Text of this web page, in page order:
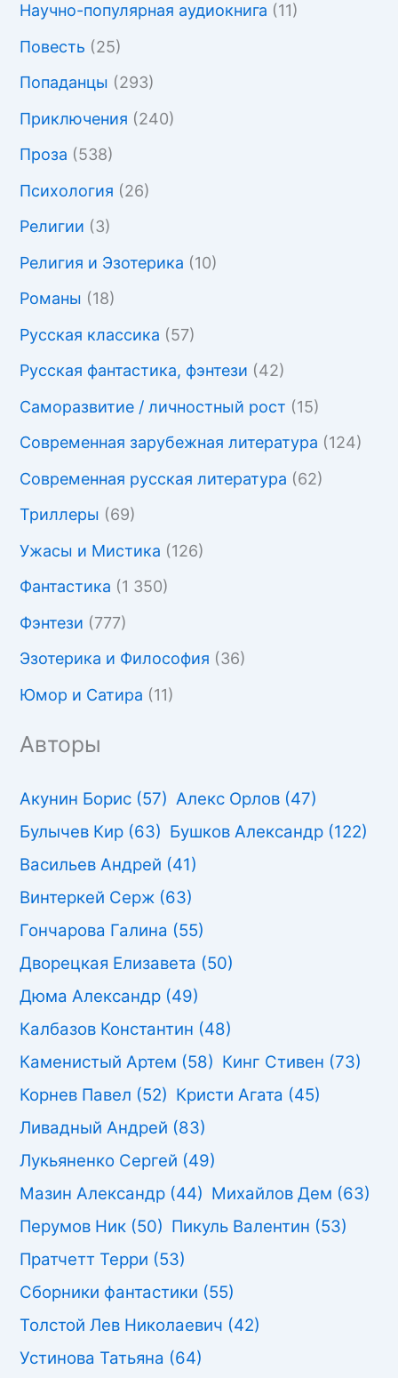
Научно-популярная аудиокнига (11)
Повесть (25)
Попаданцы (293)
Приключения (240)
Проза (538)
Психология (26)
Религии (3)
Религия и Эзотерика (10)
Романы (18)
Русская классика (57)
Русская фантастика, фэнтези (42)
Саморазвитие / личностный рост (15)
Современная зарубежная литература (124)
Современная русская литература (62)
Триллеры (69)
Ужасы и Мистика (126)
Фантастика (1 350)
Фэнтези (777)
Эзотерика и Философия (36)
Юмор и Сатира (11)
Авторы
Акунин Борис (57) Алекс Орлов (47)
Булычев Кир (63) Бушков Александр (122)
Васильев Андрей (41)
Винтеркей Серж (63)
Гончарова Галина (55)
Дворецкая Елизавета (50)
Дюма Александр (49)
Калбазов Константин (48)
Каменистый Артем (58) Кинг Стивен (73)
Корнев Павел (52) Кристи Агата (45)
Ливадный Андрей (83)
Лукьяненко Сергей (49)
Мазин Александр (44) Михайлов Дем (63)
Перумов Ник (50) Пикуль Валентин (53)
Пратчетт Терри (53)
Сборники фантастики (55)
Толстой Лев Николаевич (42)
Устинова Татьяна (64)